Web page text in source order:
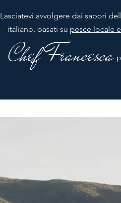
Lasciatevi avvolgere dai sapori
italiano, basati su pesce locale
Chef Francesca